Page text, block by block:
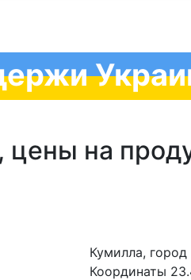
на
Кумилла, город
Координаты